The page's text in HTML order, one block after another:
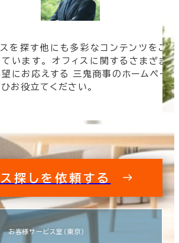
ビルの情報がすぐに欲しい！ そんな
商事へお問い合わせください。 より
より正確に、より良い情報をお届けしま
探しを依頼する
お客様サービス室（東京）